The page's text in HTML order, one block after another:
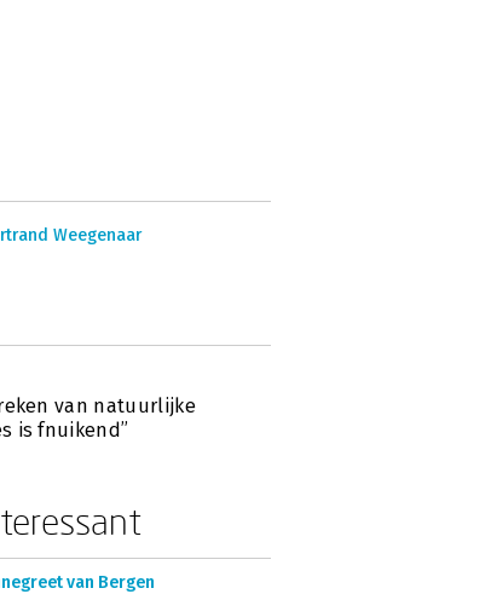
Weegenaar
van natuurlijke
is fnuikend’’
van Bergen